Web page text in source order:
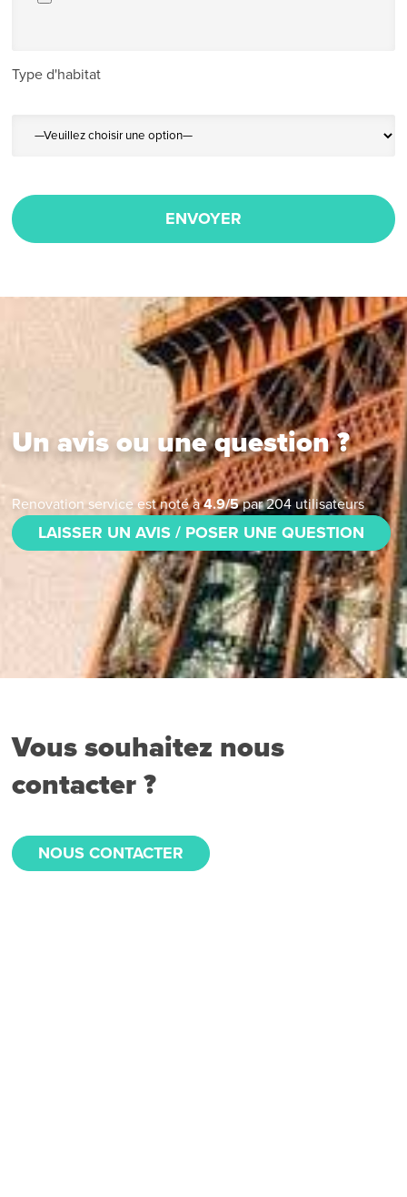
Type d'habitat
Un avis ou une question ?
Renovation service est noté à4.9/5 par204utilisateurs
LAISSER UN AVIS / POSER UNE QUESTION
Vous souhaitez nous
contacter ?
NOUS CONTACTER